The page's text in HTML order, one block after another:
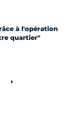
à l'opération
quartier"